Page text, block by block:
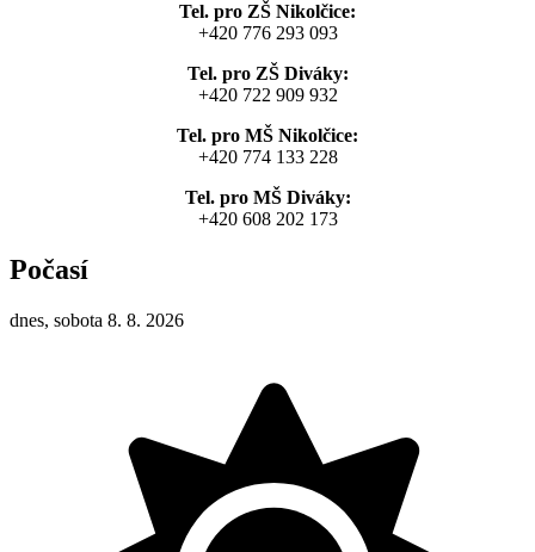
Tel. pro ZŠ Nikolčice:
+420 776 293 093
Tel. pro ZŠ Diváky:
+420 722 909 932
Tel. pro MŠ Nikolčice:
+420 774 133 228
Tel. pro MŠ Diváky:
+420 608 202 173
Počasí
dnes, sobota 8. 8. 2026